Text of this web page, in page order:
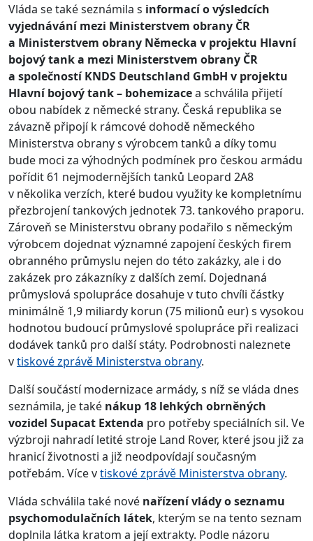
Vláda se také seznámila s informací o výsledcích
vyjednávání mezi Ministerstvem obrany ČR
a Ministerstvem obrany Německa v projektu Hlavní
bojový tank a mezi Ministerstvem obrany ČR
a společností KNDS Deutschland GmbH v projektu
Hlavní bojový tank – bohemizacea schválila přijetí
obou nabídek z německé strany. Česká republika se
závazně připojí k rámcové dohodě německého
Ministerstva obrany s výrobcem tanků a díky tomu
bude moci za výhodných podmínek pro českou armádu
pořídit 61 nejmodernějších tanků Leopard 2A8
v několika verzích, které budou využity ke kompletnímu
přezbrojení tankových jednotek 73. tankového praporu.
Zároveň se Ministerstvu obrany podařilo s německým
výrobcem dojednat významné zapojení českých firem
obranného průmyslu nejen do této zakázky, ale i do
zakázek pro zákazníky z dalších zemí. Dojednaná
průmyslová spolupráce dosahuje v tuto chvíli částky
minimálně 1,9 miliardy korun (75 milionů eur) s vysokou
hodnotou budoucí průmyslové spolupráce při realizaci
dodávek tanků pro další státy. Podrobnosti naleznete
vtiskové zprávě Ministerstva obrany.
Další součástí modernizace armády, s níž se vláda dnes
seznámila, je také nákup 18 lehkých obrněných
vozidel Supacat Extenda pro potřeby speciálních sil. Ve
výzbroji nahradí letité stroje Land Rover, které jsou již za
hranicí životnosti a již neodpovídají současným
potřebám. Více vtiskové zprávě Ministerstva obrany.
Vláda schválila také nové nařízení vlády o seznamu
psychomodulačních látek, kterým se na tento seznam
doplnila látka kratom a její extrakty. Podle názoru